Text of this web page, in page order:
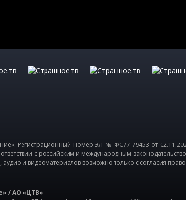
Регистрационный номер ЭЛ № ФС77-79453 от
с российским и международным
и видеоматериалов возможно только с согласия
/ АО «ЦТВ»